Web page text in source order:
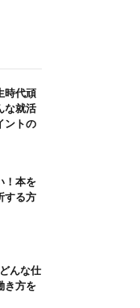
時代頑
な就活
ントの
！本を
する方
んな仕
き方を